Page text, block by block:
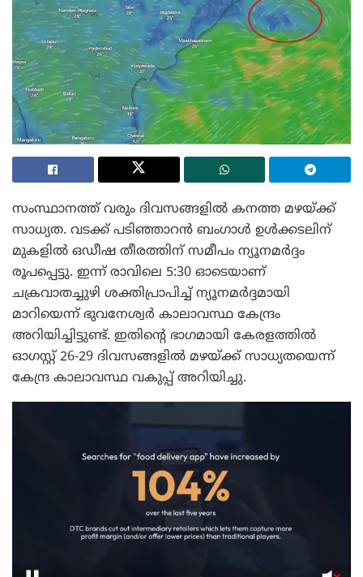
സംസ്ഥാനത്ത് വരും ദിവസങ്ങളിൽ കനത്ത മഴയ്ക്ക്
സാധ്യത. വടക്ക് പടിഞ്ഞാറൻ ബംഗാൾ ഉൾക്കടലിന്
മുകളിൽ ഒഡീഷ തീരത്തിന് സമീപം ന്യൂനമർദ്ദം
രൂപപ്പെട്ടു. ഇന്ന് രാവിലെ 5:30 ഓടെയാണ്
ചക്രവാതച്ചുഴി ശക്തിപ്രാപിച്ച് ന്യൂനമർദ്ദമായി
മാറിയെന്ന് ഭുവനേശ്വർ കാലാവസ്ഥ കേന്ദ്രം
അറിയിച്ചിട്ടുണ്ട്. ഇതിന്റെ ഭാഗമായി കേരളത്തിൽ
ഓഗസ്റ്റ് 26-29 ദിവസങ്ങളിൽ മഴയ്ക്ക് സാധ്യതയെന്ന്
കേന്ദ്ര കാലാവസ്ഥ വകുപ്പ് അറിയിച്ചു.